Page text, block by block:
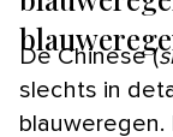
De Chinese (
slechts in
blauweregen.